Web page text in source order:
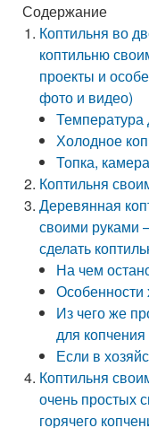
Содержание
Коптильня во
коптильню
проекты и
фото и видео)
Температура
Холодное
Топка,
Коптильня
Деревянная
своими руками
сделать
На чем
Особенности
Из чего же
для копчения
Если в
Коптильня
очень простых
горячего